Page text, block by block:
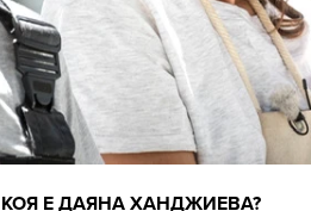
КОЯ Е ДАЯНА ХАНДЖИЕВА?